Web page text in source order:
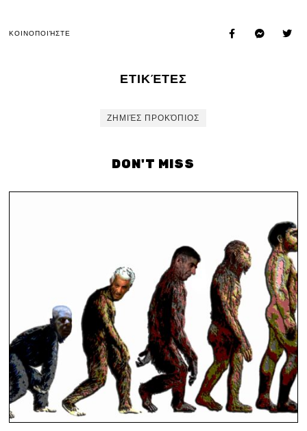
ΚΟΙΝΟΠΟΙΉΣΤΕ
ΕΤΙΚΈΤΕΣ
ΖΗΜΙΈΣ ΠΡΟΚΌΠΙΟΣ
DON'T MISS